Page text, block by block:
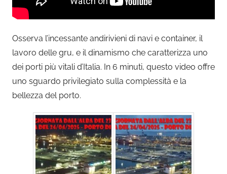
Osserva l’incessante andirivieni di navi e container, il
lavoro delle gru, e il dinamismo che caratterizza uno
dei porti più vitali d’Italia. In 6 minuti, questo video offre
uno sguardo privilegiato sulla complessità e la
bellezza del porto.